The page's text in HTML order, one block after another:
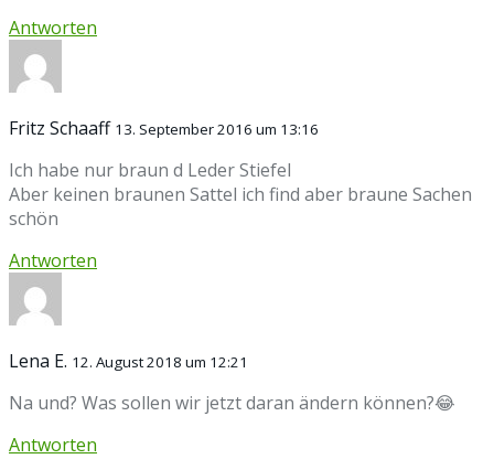
Antworten
Fritz Schaaff 13. September 2016 um 13:16
Ich habe nur braun d Leder Stiefel
Aber keinen braunen Sattel ich find aber braune Sachen
schön
Antworten
Lena E. 12. August 2018 um 12:21
Na und? Was sollen wir jetzt daran ändern können?😂
Antworten